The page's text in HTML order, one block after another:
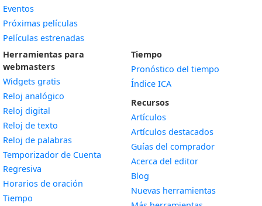
Eventos
Próximas películas
Películas estrenadas
Herramientas para
webmasters
Widgets gratis
Reloj analógico
Reloj digital
Reloj de texto
Reloj de palabras
Temporizador de Cuenta
Regresiva
Horarios de oración
Tiempo
Tiempo
Pronóstico del tiempo
Índice ICA
Recursos
Artículos
Artículos destacados
Guías del comprador
Acerca del editor
Blog
Nuevas herramientas